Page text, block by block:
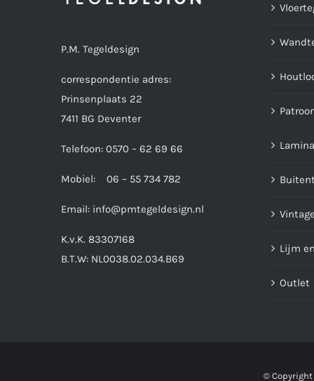
P.M. Tegeldesign
correspondentie adres:
Prinsenplaats 22
7411 BG Deventer
Telefoon: 0570 – 62 69 66
Mobiel: 06 – 55 734 782
Email: info@pmtegeldesign.nl
K.v.K. 83307168
B.T.W: NL0038.02.034.B69
Lijm
Outlet
© Copyright